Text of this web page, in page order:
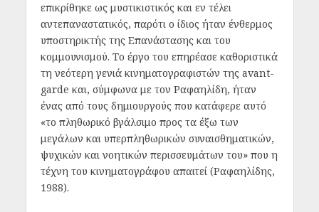
επικρίθηκε ως μυστικιστικός και εν τέλει
αντεπαναστατικός, παρότι ο ίδιος ήταν ένθερμος
υποστηρικτής της Επανάστασης και του
κομμουνισμού. Το έργο του επηρέασε καθοριστικά
τη νεότερη γενιά κινηματογραφιστών της avant-
garde και, σύμφωνα με τον Ραφαηλίδη, ήταν
ένας από τους δημιουργούς που κατάφερε αυτό
«το πληθωρικό βγάλσιμο προς τα έξω των
μεγάλων και υπερπληθωρικών συναισθηματικών,
ψυχικών και νοητικών περισσευμάτων του» που η
τέχνη του κινηματογράφου απαιτεί (Ραφαηλίδης,
1988).